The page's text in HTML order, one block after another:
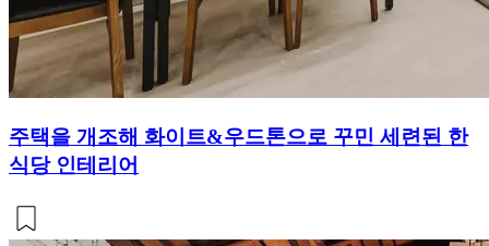
주택을 개조해 화이트&우드톤으로 꾸민 세련된 한
식당 인테리어